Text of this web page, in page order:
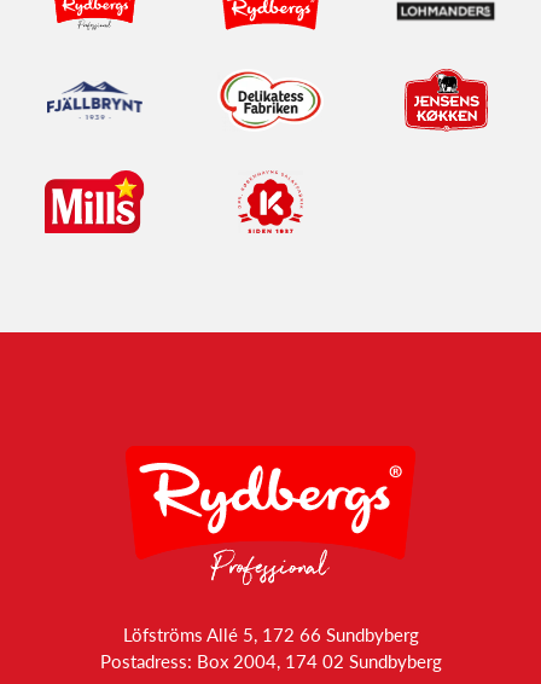
Löfströms Allé 5, 172 66 Sundbyberg
Postadress: Box 2004, 174 02 Sundbyberg